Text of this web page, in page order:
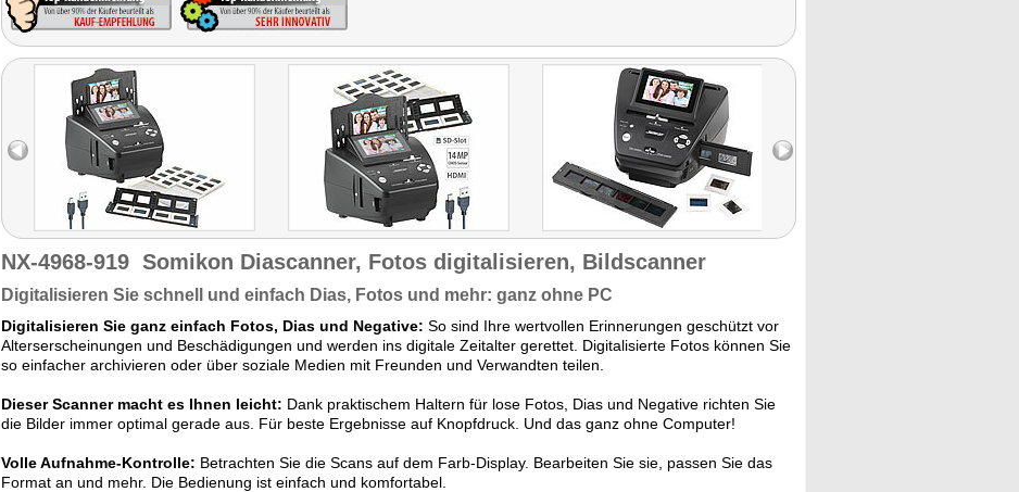
NX-4968-919 Somikon Diascanner, Fotos digitalisieren, Bildscanner
Digitalisieren Sie schnell und einfach Dias, Fotos und mehr: ganz ohne PC
Digitalisieren Sie ganz einfach Fotos, Dias und Negative: So sind Ihre wertvollen Erinnerungen geschützt vor
Alterserscheinungen und Beschädigungen und werden ins digitale Zeitalter gerettet. Digitalisierte Fotos können Sie
so einfacher archivieren oder über soziale Medien mit Freunden und Verwandten teilen.
Dieser Scanner macht es Ihnen leicht: Dank praktischem Haltern für lose Fotos, Dias und Negative richten Sie
die Bilder immer optimal gerade aus. Für beste Ergebnisse auf Knopfdruck. Und das ganz ohne Computer!
Volle Aufnahme-Kontrolle: Betrachten Sie die Scans auf dem Farb-Display. Bearbeiten Sie sie, passen Sie das
Format an und mehr. Die Bedienung ist einfach und komfortabel.